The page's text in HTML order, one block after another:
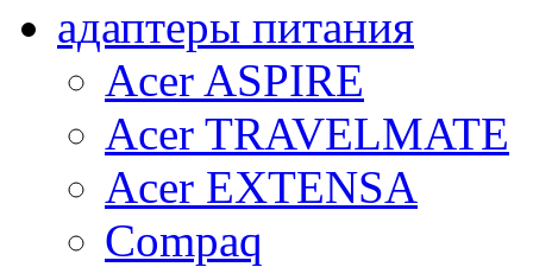
адаптеры питания
Acer ASPIRE
Acer TRAVELMATE
Acer EXTENSA
Compaq